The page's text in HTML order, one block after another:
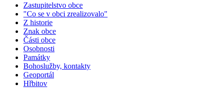
Zastupitelstvo obce
"Co se v obci zrealizovalo"
Z historie
Znak obce
Části obce
Osobnosti
Památky
Bohoslužby, kontakty
Geoportál
Hřbitov